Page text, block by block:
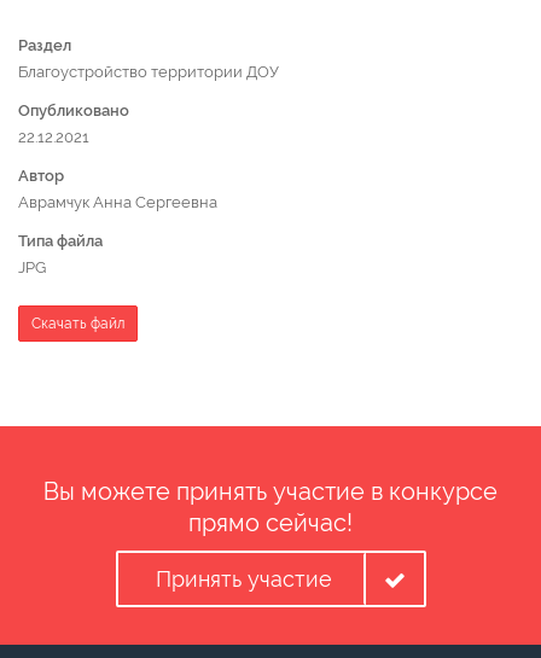
Раздел
Благоустройство территории ДОУ
Опубликовано
22.12.2021
Автор
Аврамчук Анна Сергеевна
Типа файла
JPG
Скачать файл
Вы можете принять участие в конкурсе
прямо сейчас!
Принять участие